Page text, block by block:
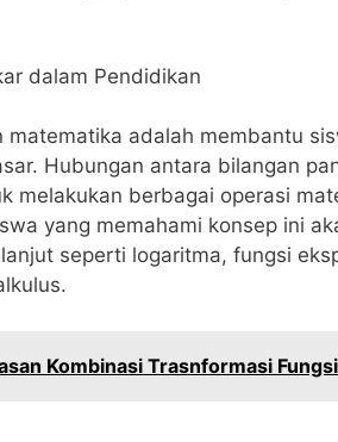
dalam Pendidikan
adalah membantu
Hubungan antara bilangan
melakukan berbagai operasi
yang memahami konsep ini
seperti logaritma, fungsi
Kombinasi Trasnformasi Fungsi